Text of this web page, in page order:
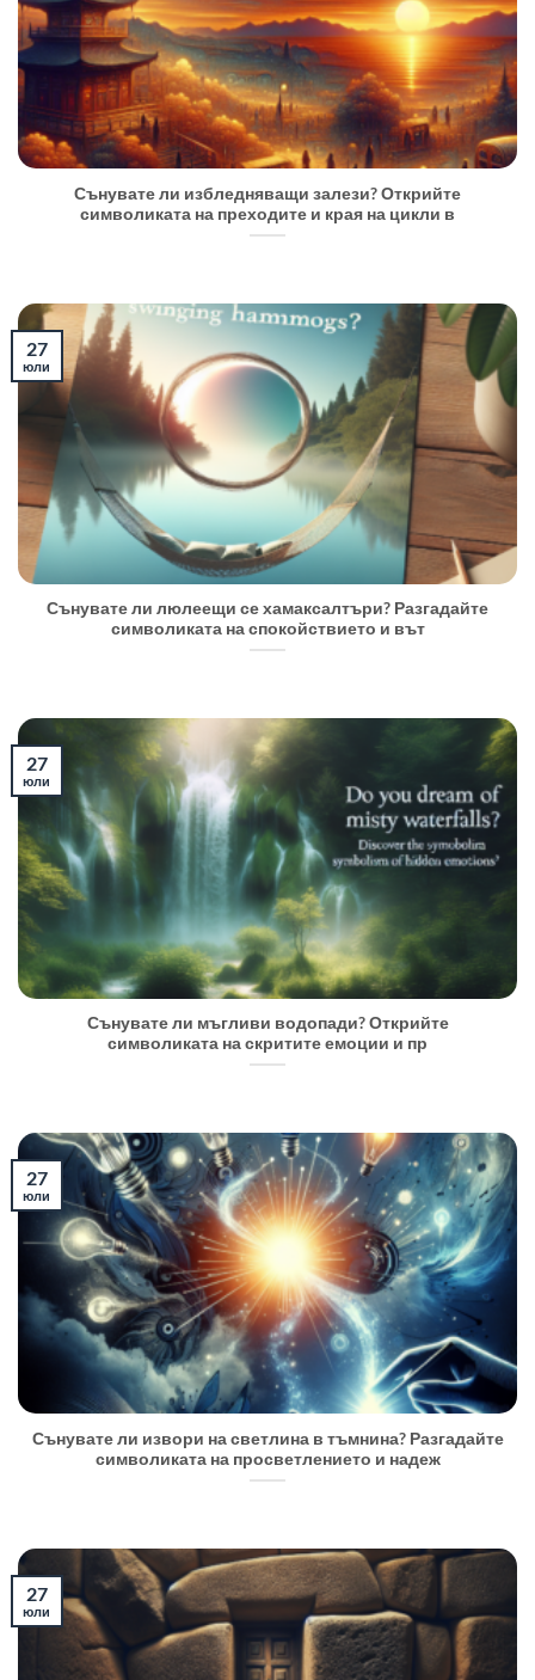
Сънувате ли избледняващи залези? Открийте
символиката на преходите и края на цикли в
Сънувате ли люлеещи се хамаксалтъри? Разгадайте
символиката на спокойствието и вът
27
юли
Сънувате ли мъгливи водопади? Открийте
символиката на скритите емоции и пр
27
юли
Сънувате ли извори на светлина в тъмнина? Разгадайте
символиката на просветлението и надеж
27
юли
27
юли